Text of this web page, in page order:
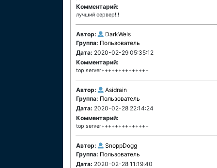
Комментарий:
лучший сервер!!!
Автор:
DarkWels
Группа: Пользователь
Дата: 2020-02-29 05:35:12
Комментарий:
top server++++++++++++++
Автор:
Asidrain
Группа: Пользователь
Дата: 2020-02-28 22:14:24
Комментарий:
top server++++++++++++++
Автор:
SnoppDogg
Группа: Пользователь
Дата: 2020-02-28 11:19:40